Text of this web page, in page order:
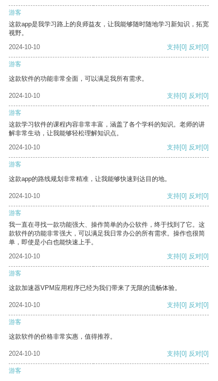
游客
这款app是我学习路上的良师益友，让我能够随时随地学习新知识，拓宽
视野。
2024-10-10
支持[0] 反对[0]
游客
这款软件的功能非常全面，可以满足我所有需求。
2024-10-10 支持[0] 反对[0]
游客
这款学习软件的课程内容非常丰富，涵盖了各个学科的知识。老师的讲
解非常生动，让我能够轻松理解知识点。
2024-10-10
支持[0] 反对[0]
游客
这款app的路线规划非常精准，让我能够快速到达目的地。
2024-10-10 支持[0] 反对[0]
游客
我一直在寻找一款功能强大、操作简单的办公软件，终于找到了它。这
款软件的功能非常强大，可以满足我日常办公的所有需求。操作也很简
单，即使是小白也能快速上手。
2024-10-10
支持[0] 反对[0]
游客
这款加速器VPM应用程序已经为我们带来了无限的流畅体验。
2024-10-10 支持[0] 反对[0]
游客
这款软件的价格非常实惠，值得推荐。
2024-10-10 支持[0] 反对[0]
游客